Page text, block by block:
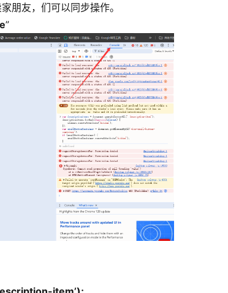
朋友，们可以同步操作。
”